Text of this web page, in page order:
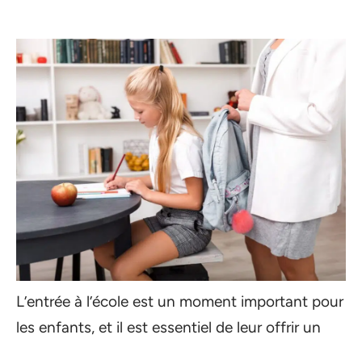
L’entrée à l’école est un moment important pour
les enfants, et il est essentiel de leur offrir un